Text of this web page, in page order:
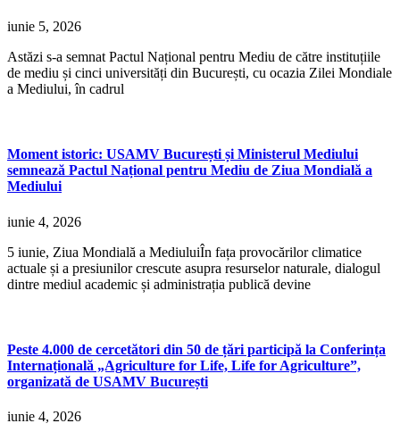
iunie 5, 2026
Astăzi s-a semnat Pactul Național pentru Mediu de către instituțiile
de mediu și cinci universități din București, cu ocazia Zilei Mondiale
a Mediului, în cadrul
Moment istoric: USAMV București și Ministerul Mediului
semnează Pactul Național pentru Mediu de Ziua Mondială a
Mediului
iunie 4, 2026
5 iunie, Ziua Mondială a MediuluiÎn fața provocărilor climatice
actuale și a presiunilor crescute asupra resurselor naturale, dialogul
dintre mediul academic și administrația publică devine
Peste 4.000 de cercetători din 50 de țări participă la Conferința
Internațională „Agriculture for Life, Life for Agriculture”,
organizată de USAMV București
iunie 4, 2026